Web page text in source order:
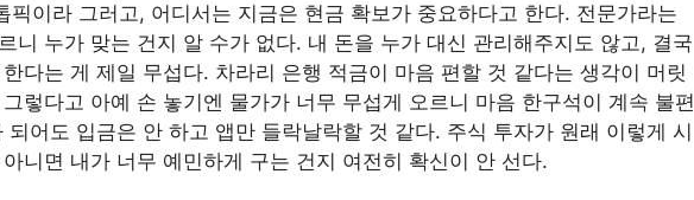
픽이라 그러고, 어디서는 지금은 현금 확보가 중요하다고 한다. 전문가라는
니 누가 맞는 건지 알 수가 없다. 내 돈을 누가 대신 관리해주지도 않고, 결국
다는 게 제일 무섭다. 차라리 은행 적금이 마음 편할 것 같다는 생각이 머릿
렇다고 아예 손 놓기엔 물가가 너무 무섭게 오르니 마음 한구석이 계속 불편
되어도 입금은 안 하고 앱만 들락날락할 것 같다. 주식 투자가 원래 이렇게 시
니면 내가 너무 예민하게 구는 건지 여전히 확신이 안 선다.